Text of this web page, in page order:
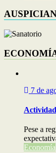
7 de
Pese a
Economía